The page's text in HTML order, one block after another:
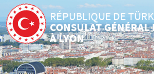
RÉPUBLIQUE DE
CONSULAT
À LYON